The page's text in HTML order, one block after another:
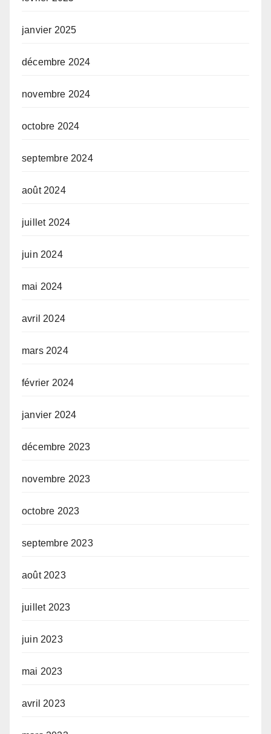
janvier 2025
décembre 2024
novembre 2024
octobre 2024
septembre 2024
août 2024
juillet 2024
juin 2024
mai 2024
avril 2024
mars 2024
février 2024
janvier 2024
décembre 2023
novembre 2023
octobre 2023
septembre 2023
août 2023
juillet 2023
juin 2023
mai 2023
avril 2023